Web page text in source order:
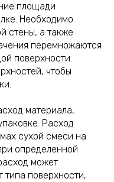
площади
Необходимо
стены, а также
перемножаются
поверхности.
чтобы
материала,
Расход
сухой смеси на
определенной
может
типа поверхности,